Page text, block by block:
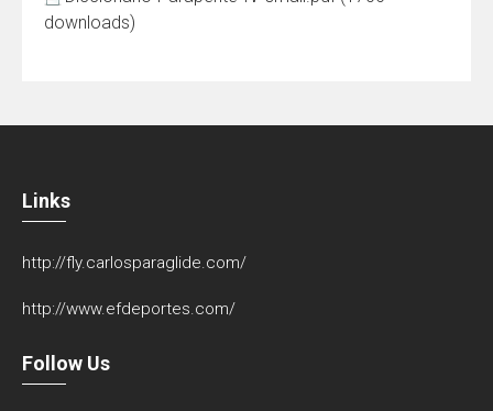
downloads)
Links
http://fly.carlosparaglide.com/
http://www.efdeportes.com/
Follow Us